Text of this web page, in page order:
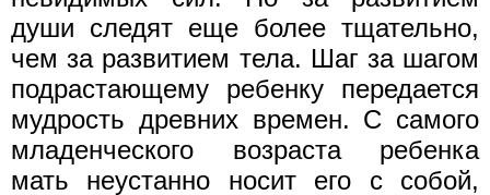
души следят еще более тщательно,
чем за развитием тела. Шаг за шагом
подрастающему ребенку передается
мудрость древних времен. С самого
младенческого возраста ребенка
мать неустанно носит его с собой,